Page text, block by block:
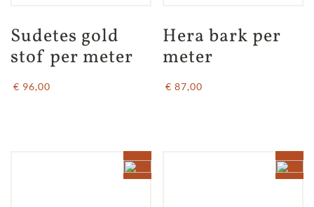
Sudetes gold
stof per meter
€ 96,00
Hera bark per
meter
€ 87,00